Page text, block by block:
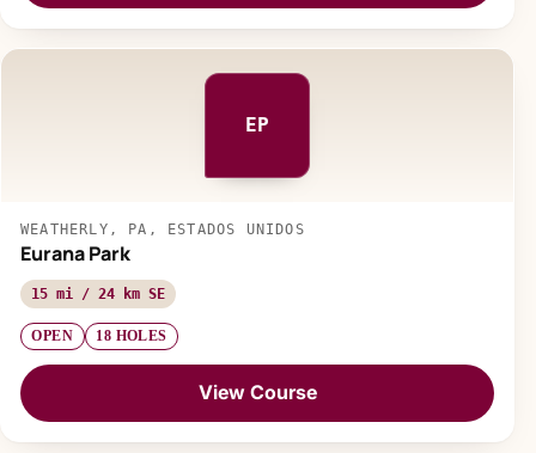
EP
WEATHERLY, PA, ESTADOS UNIDOS
Eurana Park
15 mi / 24 km SE
OPEN 18 HOLES
View Course